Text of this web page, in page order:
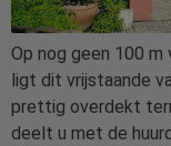
Op nog geen 100 m
ligt dit vrijstaande
prettig overdekt
deelt u met de